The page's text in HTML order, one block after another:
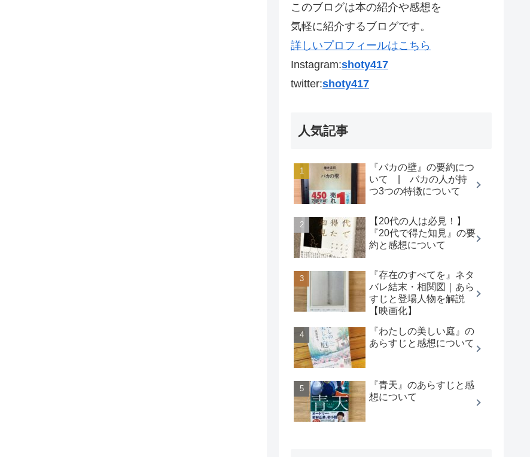
このブログは本の紹介や感想を
気軽に紹介するブログです。
詳しいプロフィールはこちら
Instagram:shoty417
twitter:shoty417
人気記事
『バカの壁』の要約につ
いて | バカの人が持
つ3つの特徴について
【20代の人は必見！】
『20代で得た知見』の要
約と感想について
『存在のすべてを』ネタ
バレ結末・相関図｜あら
すじと登場人物を解説
【映画化】
『わたしの美しい庭』の
あらすじと感想について
『青天』のあらすじと感
想について